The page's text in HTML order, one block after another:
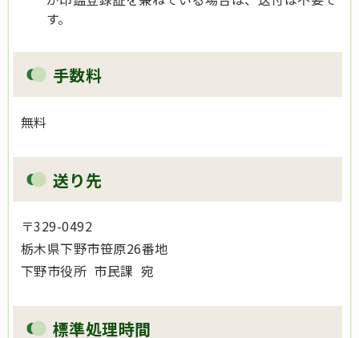
す。
手数料
無料
送り先
〒329-0492
栃木県下野市笹原26番地
下野市役所 市民課 宛
標準処理時間